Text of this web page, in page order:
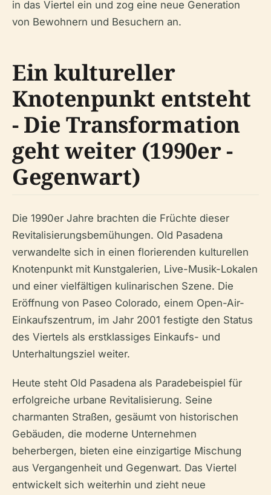
in das Viertel ein und zog eine neue Generation
von Bewohnern und Besuchern an.
Ein kultureller
Knotenpunkt entsteht
- Die Transformation
geht weiter (1990er -
Gegenwart)
Die 1990er Jahre brachten die Früchte dieser
Revitalisierungsbemühungen. Old Pasadena
verwandelte sich in einen florierenden kulturellen
Knotenpunkt mit Kunstgalerien, Live-Musik-Lokalen
und einer vielfältigen kulinarischen Szene. Die
Eröffnung von Paseo Colorado, einem Open-Air-
Einkaufszentrum, im Jahr 2001 festigte den Status
des Viertels als erstklassiges Einkaufs- und
Unterhaltungsziel weiter.
Heute steht Old Pasadena als Paradebeispiel für
erfolgreiche urbane Revitalisierung. Seine
charmanten Straßen, gesäumt von historischen
Gebäuden, die moderne Unternehmen
beherbergen, bieten eine einzigartige Mischung
aus Vergangenheit und Gegenwart. Das Viertel
entwickelt sich weiterhin und zieht neue